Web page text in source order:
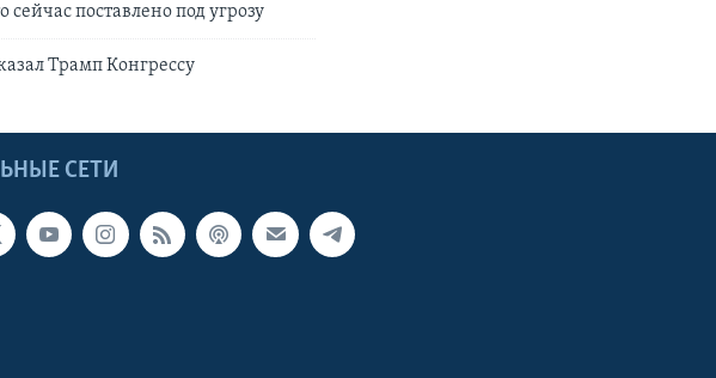
поставлено под угрозу
Трамп Конгрессу
СЕТИ